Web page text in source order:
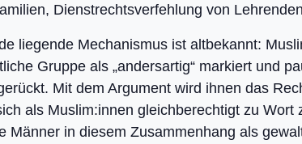
Dienstrechtsverfehlung von
liegende Mechanismus ist altbekannt:
Gruppe als „andersartig“ markiert und
Mit dem Argument wird ihnen das
als Muslim:innen gleichberechtigt zu Wort
Männer in diesem Zusammenhang als